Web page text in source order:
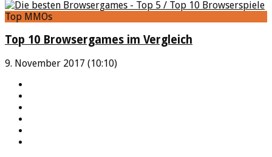
Top MMOs
Top 10 Browsergames im Vergleich
9. November 2017 (10:10)